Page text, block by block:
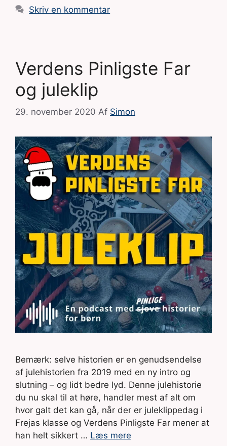
Skriv en kommentar
Verdens Pinligste Far
og juleklip
29. november 2020 Af Simon
Bemærk: selve historien er en genudsendelse
af julehistorien fra 2019 med en ny intro og
slutning – og lidt bedre lyd. Denne julehistorie
du nu skal til at høre, handler mest af alt om
hvor galt det kan gå, når der er juleklippedag i
Frejas klasse og Verdens Pinligste Far mener at
han helt sikkert … Læs mere